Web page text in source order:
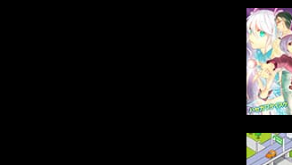
書
籍
一
覧
マ
ッ